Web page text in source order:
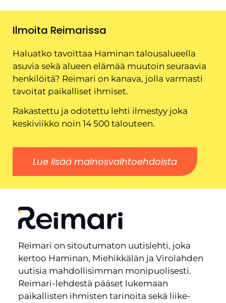
Ilmoita Reimarissa
Haluatko tavoittaa Haminan talousalueella
asuvia sekä alueen elämää muutoin seuraavia
henkilöitä? Reimari on kanava, jolla varmasti
tavoitat paikalliset ihmiset.
Rakastettu ja odotettu lehti ilmestyy joka
keskiviikko noin 14 500 talouteen.
Lue lisää mainosvaihtoehdoista
Reimari on sitoutumaton uutislehti, joka
kertoo Haminan, Miehikkälän ja Virolahden
uutisia mahdollisimman monipuolisesti.
Reimari-lehdestä pääset lukemaan
paikallisten ihmisten tarinoita sekä liike-